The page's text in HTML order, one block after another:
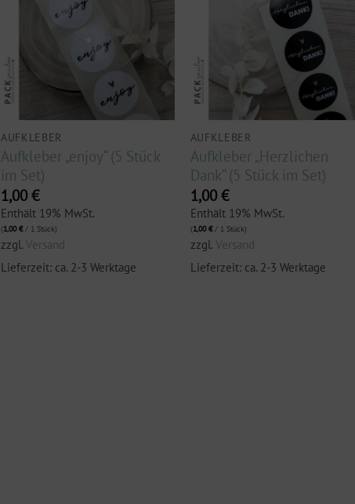
AUFKLEBER
Aufkleber „enjoy“ (5 Stück
im Set)
1,00 €
Enthält 19% MwSt.
(1,00€/ 1 Stück)
zzgl. Versand
Lieferzeit: ca. 2-3 Werktage
AUFKLEBER
Aufkleber „Herzlichen
Dank“ (5 Stück im Set)
1,00 €
Enthält 19% MwSt.
(1,00€/ 1 Stück)
zzgl. Versand
Lieferzeit: ca. 2-3 Werktage